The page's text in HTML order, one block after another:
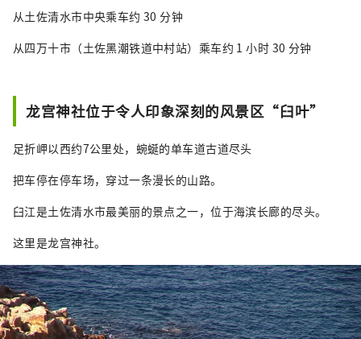
从土佐清水市中央乘车约 30 分钟
从四万十市（土佐黑潮铁道中村站）乘车约 1 小时 30 分钟
龙宫神社位于令人印象深刻的风景区“臼叶”
足折岬以西约7公里处，蜿蜒的单车道古道尽头
把车停在停车场，穿过一条漫长的山路。
臼江是土佐清水市最美丽的景点之一，位于海滨长廊的尽头。
这里是龙宫神社。